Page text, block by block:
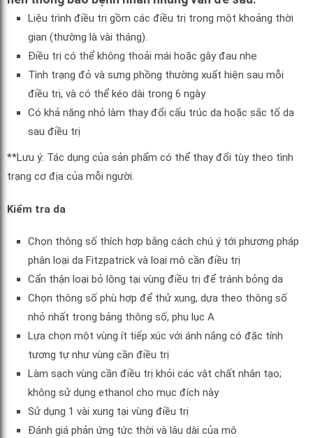
Liệu trình điều trị gồm các điều trị trong một khoảng thời
gian (thường là vài tháng).
Điều trị có thể không thoải mái hoặc gây đau nhẹ
Tình trạng đỏ và sưng phồng thường xuất hiện sau mỗi
điều trị, và có thể kéo dài trong 6 ngày
Có khả năng nhỏ làm thay đổi cấu trúc da hoặc sắc tố da
sau điều trị
**Lưu ý: Tác dụng của sản phẩm có thể thay đổi tùy theo tình
trạng cơ địa của mỗi người.
Kiểm tra da
Chọn thông số thích hợp bằng cách chú ý tới phương pháp
phân loại da Fitzpatrick và loại mô cần điều trị
Cẩn thận loại bỏ lông tại vùng điều trị để tránh bỏng da
Chọn thông số phù hợp để thử xung, dựa theo thông số
nhỏ nhất trong bảng thông số, phụ lục A
Lựa chọn một vùng ít tiếp xúc với ánh nắng có đặc tính
tương tự như vùng cần điều trị
Làm sạch vùng cần điều trị khỏi các vật chất nhân tạo;
không sử dụng ethanol cho mục đích này
Sử dụng 1 vài xung tại vùng điều trị
Đánh giá phản ứng tức thời và lâu dài của mô